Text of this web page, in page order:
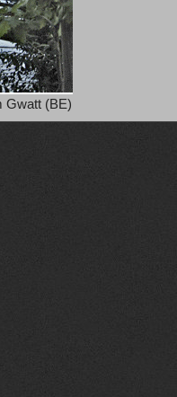
Gwatt (BE)